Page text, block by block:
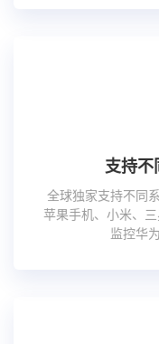
支持不
全球独家支持不同
苹果手机、小米、
监控华